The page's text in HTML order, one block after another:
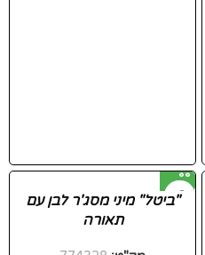
"ביטל" מיני מסג'ר לבן עם
תאורה